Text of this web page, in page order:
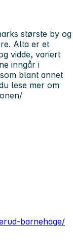
største by og
Alta er et
vidde, variert
inngår i
blant annet
lese mer om
barnehage/